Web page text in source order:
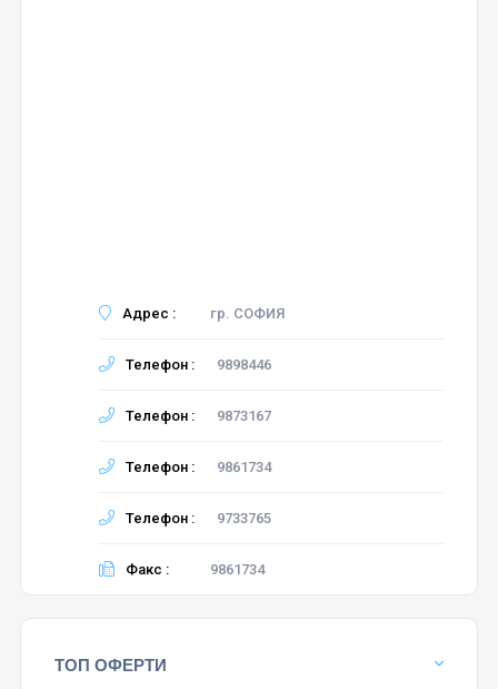
Адрес : гр. СОФИЯ
Телефон : 9898446
Телефон : 9873167
Телефон : 9861734
Телефон : 9733765
Факс : 9861734
ТОП ОФЕРТИ